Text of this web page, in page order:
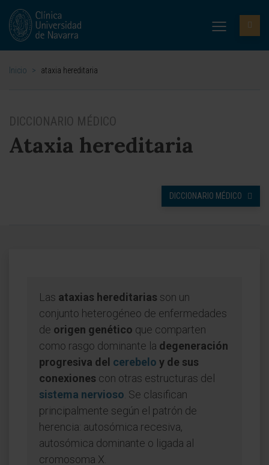
Inicio > ataxia hereditaria
DICCIONARIO MÉDICO
Ataxia hereditaria
DICCIONARIO MÉDICO
Las ataxias hereditarias son un
conjunto heterogéneo de enfermedades
de origen genético que comparten
como rasgo dominante la degeneración
progresiva del cerebelo y de sus
conexiones con otras estructuras del
sistema nervioso . Se clasifican
principalmente según el patrón de
herencia: autosómica recesiva,
autosómica dominante o ligada al
cromosoma X.